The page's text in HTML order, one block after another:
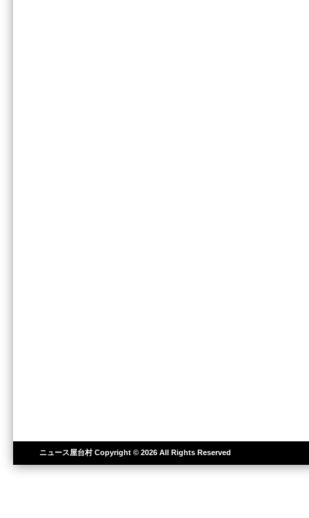
ニュース屋台村Copyright © 2026 All Rights Reserved